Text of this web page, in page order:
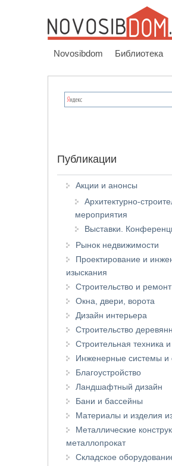
Novosibdom Библиотека
Публикации
Акции и анонсы
Архитектурно-
мероприятия
Выставки.
Рынок недвижимости
Проектирование и
изыскания
Строительство и ремонт
Окна, двери, ворота
Дизайн интерьера
Строительство
Строительная техника
Инженерные системы и
Благоустройство
Ландшафтный дизайн
Бани и бассейны
Материалы и изделия
Металлические
металлопрокат
Складское